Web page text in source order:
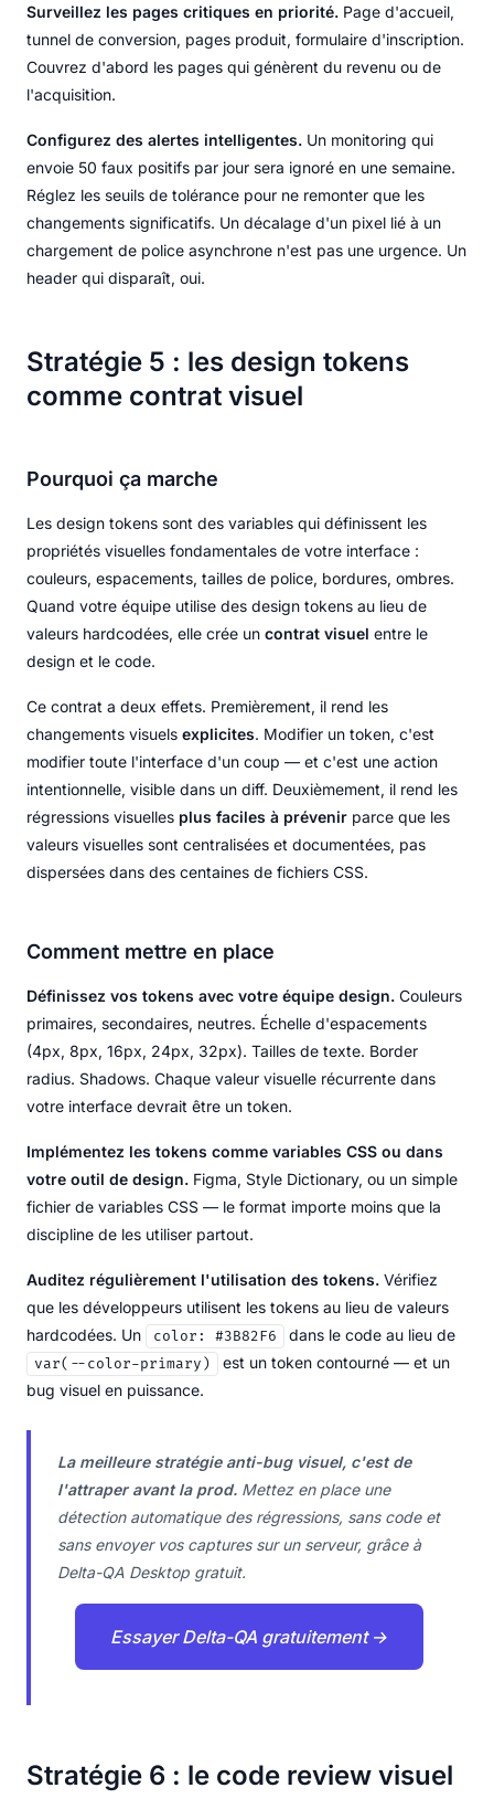
Surveillez les pages critiques en priorité. Page d'accueil,
tunnel de conversion, pages produit, formulaire d'inscription.
Couvrez d'abord les pages qui génèrent du revenu ou de
l'acquisition.
Configurez des alertes intelligentes. Un monitoring qui
envoie 50 faux positifs par jour sera ignoré en une semaine.
Réglez les seuils de tolérance pour ne remonter que les
changements significatifs. Un décalage d'un pixel lié à un
chargement de police asynchrone n'est pas une urgence. Un
header qui disparaît, oui.
Stratégie 5 : les design tokens
comme contrat visuel
Pourquoi ça marche
Les design tokens sont des variables qui définissent les
propriétés visuelles fondamentales de votre interface :
couleurs, espacements, tailles de police, bordures, ombres.
Quand votre équipe utilise des design tokens au lieu de
valeurs hardcodées, elle crée un contrat visuel entre le
design et le code.
Ce contrat a deux effets. Premièrement, il rend les
changements visuels explicites. Modifier un token, c'est
modifier toute l'interface d'un coup — et c'est une action
intentionnelle, visible dans un diff. Deuxièmement, il rend les
régressions visuelles plus faciles à prévenir parce que les
valeurs visuelles sont centralisées et documentées, pas
dispersées dans des centaines de fichiers CSS.
Comment mettre en place
Définissez vos tokens avec votre équipe design. Couleurs
primaires, secondaires, neutres. Échelle d'espacements
(4px, 8px, 16px, 24px, 32px). Tailles de texte. Border
radius. Shadows. Chaque valeur visuelle récurrente dans
votre interface devrait être un token.
Implémentez les tokens comme variables CSS ou dans
votre outil de design. Figma, Style Dictionary, ou un simple
fichier de variables CSS — le format importe moins que la
discipline de les utiliser partout.
Auditez régulièrement l'utilisation des tokens. Vérifiez
que les développeurs utilisent les tokens au lieu de valeurs
hardcodées. Un
color: #3B82F6 dans le code au lieu de
var(--color-primary)
est un token contourné — et un
bug visuel en puissance.
La meilleure stratégie anti-bug visuel, c'est de
l'attraper avant la prod. Mettez en place une
détection automatique des régressions, sans code et
sans envoyer vos captures sur un serveur, grâce à
Delta-QA Desktop gratuit.
Essayer Delta-QA gratuitement →
Stratégie 6 : le code review visuel